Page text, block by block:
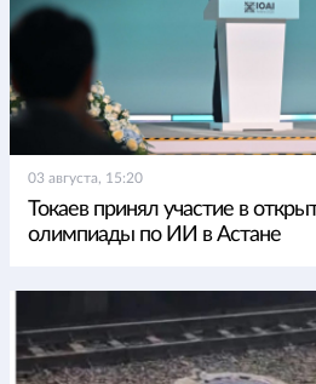
03 августа, 15:20
Токаев принял участие в
олимпиады по ИИ в Астане